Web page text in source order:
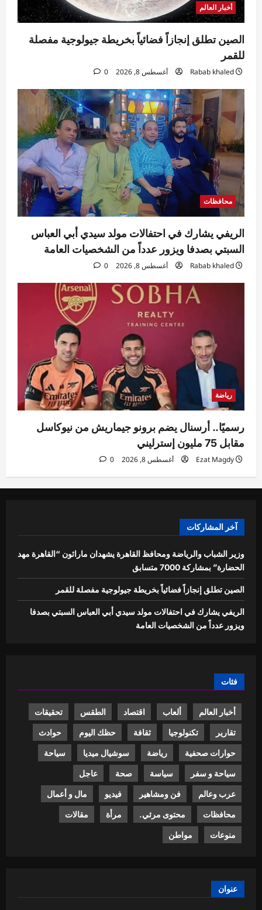
أخبار العالم
الصين تطلق إنجازاً فضائياً بخريطة جيولوجية مفصلة
للقمر
Rabab khaled أغسطس 8, 2026 0
محافظات
الريفي يشارك في احتفالات مولد سيدي أبي العباس
السبتي بصدفا ويزور عدداً من الشخصيات العامة
Rabab khaled أغسطس 8, 2026 0
رياضة
رسميًا.. أرسنال يضم برونو جيماريش من نيوكاسل
مقابل 75 مليون إسترليني
Ezat Magdy أغسطس 8, 2026 0
آخر المشاركات
وزير الشباب والرياضة ومحافظ القاهرة يشهدان ماراثون “القاهرة مهد
الحضارة” بمشاركة 7000 متسابق
الصين تطلق إنجازاً فضائياً بخريطة جيولوجية مفصلة للقمر
الريفي يشارك في احتفالات مولد سيدي أبي العباس السبتي بصدفا
ويزور عدداً من الشخصيات العامة
فئات
أخبار العالم ألعاب اقتصاد الطقس تحقيقات
تقارير تكنولوجيا ثقافة حظك اليوم حوادث
حوارات صحفية رياضة سوشيال ميديا سياحة
سياحة و سفر سياسة صحة عاجل
عرب وعالم فن ومشاهير فيديو مال و أعمال
محافظات محتوى مرئي. مرأة مقالات
منوعات مواطن
عنوان